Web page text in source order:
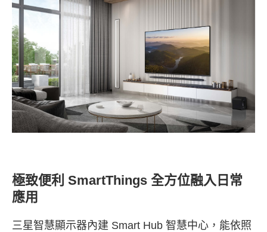
極致便利 SmartThings 全方位融入日常
應用
三星智慧顯示器內建 Smart Hub 智慧中心，能依照